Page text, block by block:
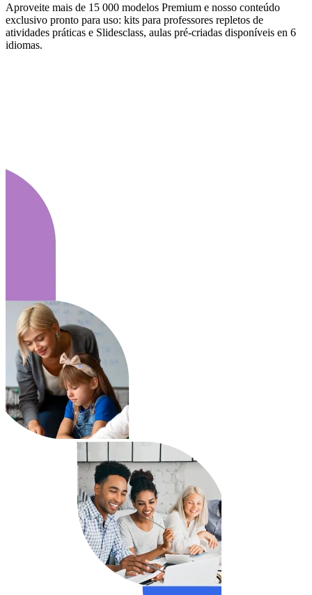
Aproveite mais de 15 000 modelos Premium e nosso conteúdo
exclusivo pronto para uso: kits para professores repletos de
atividades práticas e Slidesclass, aulas pré-criadas disponíveis en 6
idiomas.